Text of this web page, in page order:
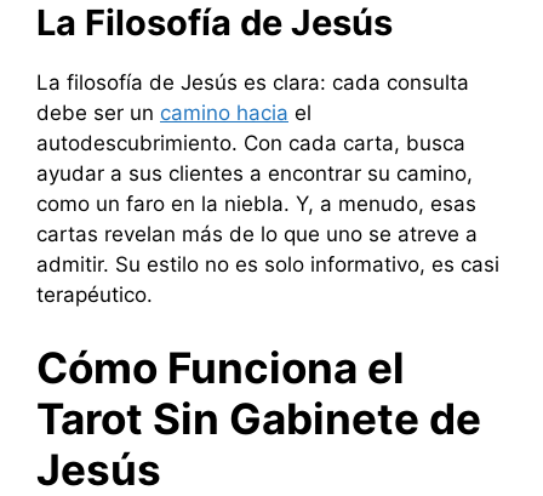
La Filosofía de Jesús
La filosofía de Jesús es clara: cada consulta
debe ser un camino hacia el
autodescubrimiento. Con cada carta, busca
ayudar a sus clientes a encontrar su camino,
como un faro en la niebla. Y, a menudo, esas
cartas revelan más de lo que uno se atreve a
admitir. Su estilo no es solo informativo, es casi
terapéutico.
Cómo Funciona el
Tarot Sin Gabinete de
Jesús